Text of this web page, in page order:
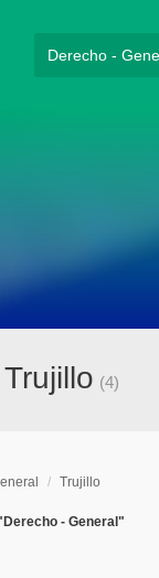
(4)
/ Trujillo
- General"